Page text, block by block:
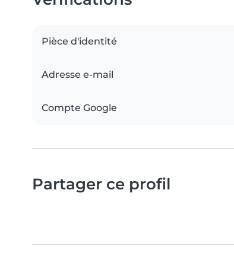
Pièce d'identité
Adresse e-mail
Compte Google
Partager ce profil